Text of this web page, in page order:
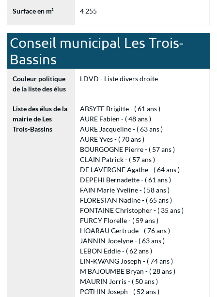
Surface en m² 4 255
Conseil municipal Les Trois-
Bassins
Couleur politique
de la liste des élus
LDVD - Liste divers droite
Liste des élus de la
mairie de Les
Trois-Bassins
ABSYTE Brigitte - ( 61 ans )
AURE Fabien - ( 48 ans )
AURE Jacqueline - ( 63 ans )
AURE Yves - ( 70 ans )
BOURGOGNE Pierre - ( 57 ans )
CLAIN Patrick - ( 57 ans )
DE LAVERGNE Agathe - ( 64 ans )
DEPEHI Bernadette - ( 61 ans )
FAIN Marie Yveline - ( 58 ans )
FLORESTAN Nadine - ( 65 ans )
FONTAINE Christopher - ( 35 ans )
FURCY Florelle - ( 59 ans )
HOARAU Gertrude - ( 76 ans )
JANNIN Jocelyne - ( 63 ans )
LEBON Eddie - ( 62 ans )
LIN-KWANG Joseph - ( 74 ans )
M'BAJOUMBE Bryan - ( 28 ans )
MAURIN Jorris - ( 50 ans )
POTHIN Joseph - ( 52 ans )